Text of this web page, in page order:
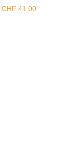
CHF 41.00